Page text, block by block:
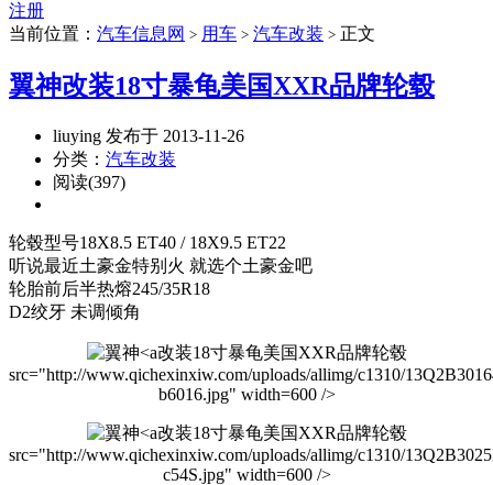
注册
当前位置： 汽车信息网 > 用车 > 汽车改装 > 正文
翼神改装18寸暴龟美国XXR品牌轮毂
liuying 发布于 2013-11-26
分类： 汽车改装
阅读(397)
轮毂型号18X8.5 ET40 / 18X9.5 ET22
听说最近土豪金特别火 就选个土豪金吧
轮胎前后半热熔245/35R18
D2绞牙 未调倾角
改装18寸暴龟美国XXR品牌轮毂
src="http://www.qichexinxiw.com/uploads/allimg/c1310/
b6016.jpg" width=600 />
改装18寸暴龟美国XXR品牌轮毂
src="http://www.qichexinxiw.com/uploads/allimg/c1310/
c54S.jpg" width=600 />